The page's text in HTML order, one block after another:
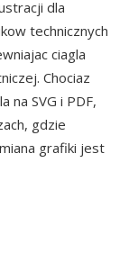
dla
technicznych
ciagla
Chociaz
na SVG i PDF,
gdzie
grafiki jest